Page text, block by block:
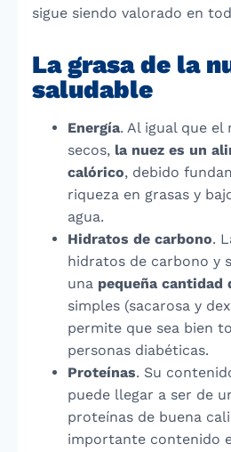
sigue siendo valorado en
La grasa de la
saludable
Energía. Al igual que
secos, la nuez es un
calórico, debido
riqueza en grasas y
agua.
Hidratos de carbono.
hidratos de carbono y
una pequeña cantidad
simples (sacarosa y
permite que sea bien
personas diabéticas.
Proteínas. Su
puede llegar a ser de
proteínas de buena
importante contenido